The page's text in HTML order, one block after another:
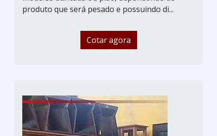
produto que será pesado e possuindo di...
Cotar agora